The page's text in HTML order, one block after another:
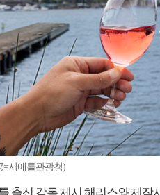
시애틀관광청)